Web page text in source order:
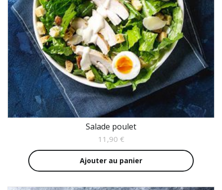
Salade poulet
11,90 €
Ajouter au panier